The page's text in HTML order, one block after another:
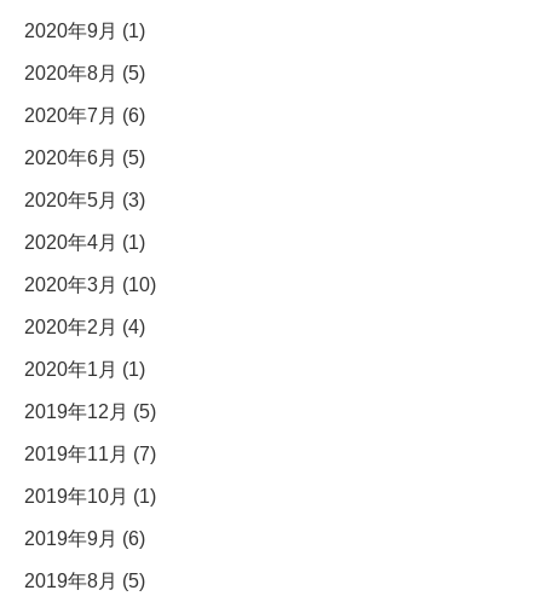
2020年9月 (1)
2020年8月 (5)
2020年7月 (6)
2020年6月 (5)
2020年5月 (3)
2020年4月 (1)
2020年3月 (10)
2020年2月 (4)
2020年1月 (1)
2019年12月 (5)
2019年11月 (7)
2019年10月 (1)
2019年9月 (6)
2019年8月 (5)